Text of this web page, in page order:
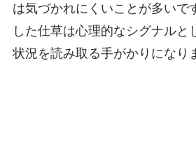
は気づかれにくいことが多いで
した仕草は心理的なシグナルと
状況を読み取る手がかりになり